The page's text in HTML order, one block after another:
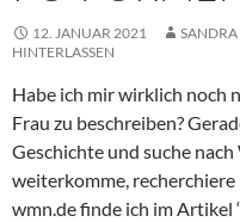
12. JANUAR 2021
HINTERLASSEN
Habe ich mir wirklich noch
Frau zu beschreiben?
Geschichte und suche
weiterkomme,
wmn.de finde ich im Artikel